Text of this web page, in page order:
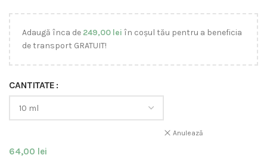
Adaugă înca de 249,00 lei în coșul tău pentru a beneficia
de transport GRATUIT!
CANTITATE
Anulează
64,00 lei